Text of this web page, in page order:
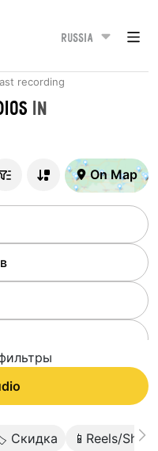
Russia
recording
in
On Map
Скидка 📱Reels/